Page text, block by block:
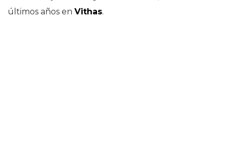
últimos años en Vithas.